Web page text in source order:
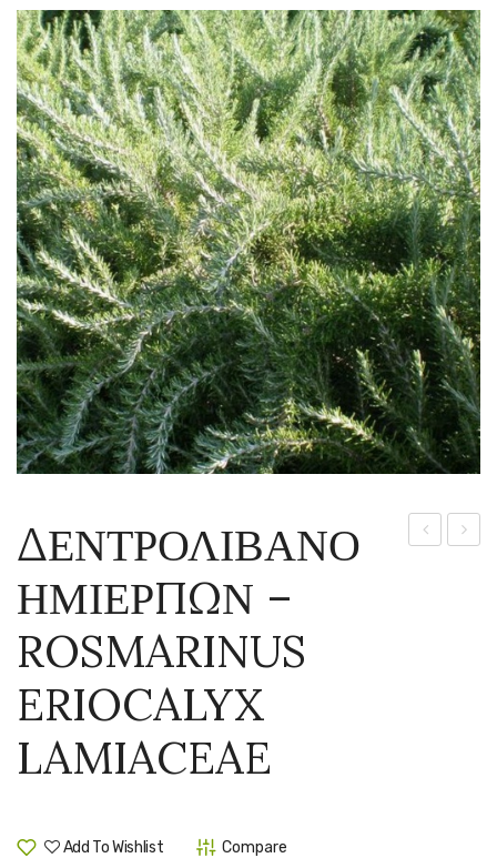
ΔΕΝΤΡΟΛΙΒΑΝΟ
ΗΜΙΕΡΠΩΝ –
ROSMARINUS
ERIOCALYX
LAMIACEAE
Add To Wishlist Compare